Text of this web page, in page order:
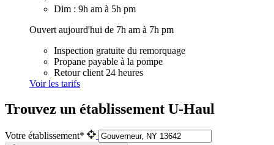
Dim : 9h am à 5h pm
Ouvert aujourd'hui de 7h am à 7h pm
Inspection gratuite du remorquage
Propane payable à la pompe
Retour client 24 heures
Voir les tarifs
Trouvez un établissement U-Haul
Votre établissement*